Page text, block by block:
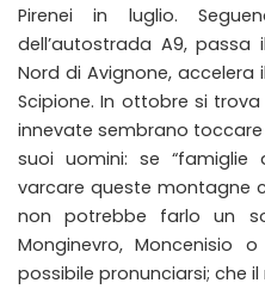
Pirenei in luglio.
dell’autostrada A9,
Nord di Avignone, accelera
Scipione. In ottobre si
innevate sembrano toccare
suoi uomini: se “famiglie
varcare queste montagne
non potrebbe farlo un
Monginevro,
possibile pronunciarsi; che